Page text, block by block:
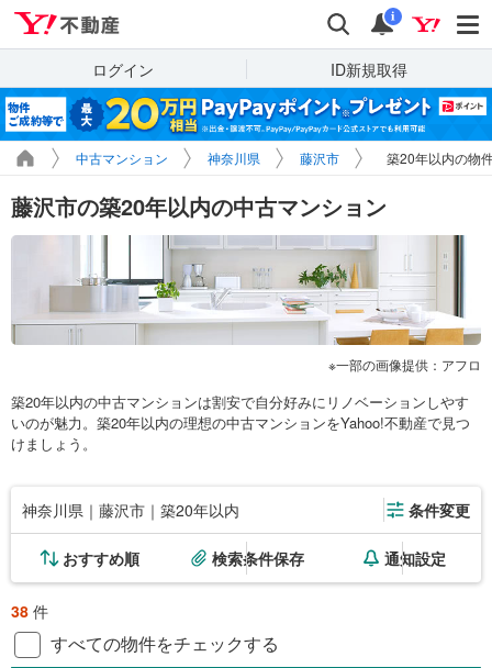
検索 通知
i
ログイン ID新規取得
中古マンション 神奈川県 藤沢市 築20年以内の物
藤沢市の築20年以内の中古マンション
一部の画像提供：アフロ
築20年以内の中古マンションは割安で自分好みにリノベーションしやす
いのが魅力。築20年以内の理想の中古マンションをYahoo!不動産で見つ
けましょう。
神奈川県｜藤沢市｜築20年以内 条件変更
おすすめ順 検索条件保存 通知設定
38 件
すべての物件をチェックする